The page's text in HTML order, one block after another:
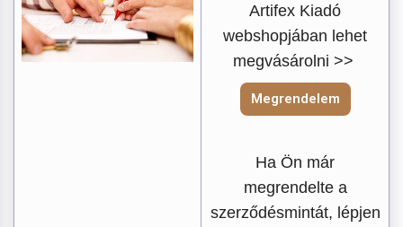
Artifex Kiadó
webshopjában lehet
megvásárolni >>
Megrendelem
Ha Ön már
megrendelte a
szerződésmintát, lépjen